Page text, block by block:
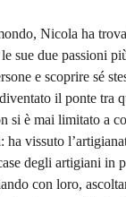
Nicola ha
sue due passioni
e scoprire sé
il ponte tra
si è mai limitato a
ha vissuto
degli artigiani in
con loro,